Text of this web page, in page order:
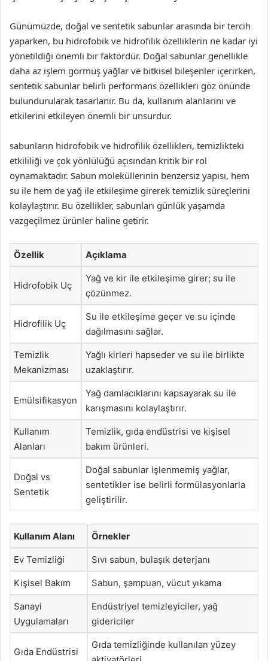
Günümüzde, doğal ve sentetik sabunlar arasında bir tercih
yaparken, bu hidrofobik ve hidrofilik özelliklerin ne kadar iyi
yönetildiği önemli bir faktördür. Doğal sabunlar genellikle
daha az işlem görmüş yağlar ve bitkisel bileşenler içerirken,
sentetik sabunlar belirli performans özellikleri göz önünde
bulundurularak tasarlanır. Bu da, kullanım alanlarını ve
etkilerini etkileyen önemli bir unsurdur.
sabunların hidrofobik ve hidrofilik özellikleri, temizlikteki
etkililiği ve çok yönlülüğü açısından kritik bir rol
oynamaktadır. Sabun moleküllerinin benzersiz yapısı, hem
su ile hem de yağ ile etkileşime girerek temizlik süreçlerini
kolaylaştırır. Bu özellikler, sabunları günlük yaşamda
vazgeçilmez ürünler haline getirir.
Özellik Açıklama
Hidrofobik Uç
Yağ ve kir ile etkileşime girer; su ile
çözünmez.
Hidrofilik Uç
Su ile etkileşime geçer ve su içinde
dağılmasını sağlar.
Temizlik
Mekanizması
Yağlı kirleri hapseder ve su ile birlikte
uzaklaştırır.
Emülsifikasyon
Yağ damlacıklarını kapsayarak su ile
karışmasını kolaylaştırır.
Kullanım
Alanları
Temizlik, gıda endüstrisi ve kişisel
bakım ürünleri.
Doğal vs
Sentetik
Doğal sabunlar işlenmemiş yağlar,
sentetikler ise belirli formülasyonlarla
geliştirilir.
Kullanım Alanı Örnekler
Ev Temizliği Sıvı sabun, bulaşık deterjanı
Kişisel Bakım Sabun, şampuan, vücut yıkama
Sanayi
Uygulamaları
Endüstriyel temizleyiciler, yağ
gidericiler
Gıda Endüstrisi
Gıda temizliğinde kullanılan yüzey